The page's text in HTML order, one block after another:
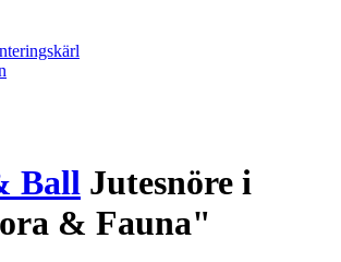
Ball Jutesnöre i
& Fauna"